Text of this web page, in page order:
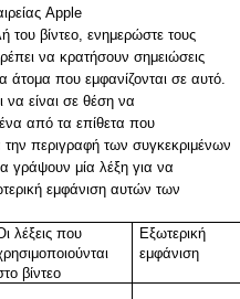
Apple
του βίντεο, ενημερώστε τους
να κρατήσουν σημειώσεις
άτομα που εμφανίζονται σε αυτό.
να είναι σε θέση να
από τα επίθετα που
την περιγραφή των συγκεκριμένων
γράψουν μία λέξη για να
εμφάνιση αυτών των
λέξεις που
βίντεο
Εξωτερική
εμφάνιση